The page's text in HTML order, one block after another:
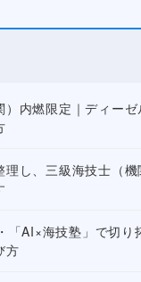
）内燃限定｜ディー
理し、三級海技士（
「AI×海技塾」で切り
方